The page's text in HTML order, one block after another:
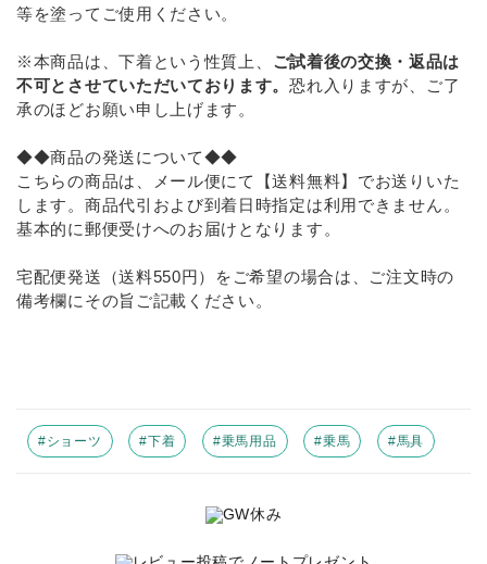
等を塗ってご使用ください。
※本商品は、下着という性質上、 ご試着後の交換・返品は
不可とさせていただいております。恐れ入りますが、ご了
承のほどお願い申し上げます。
◆◆商品の発送について◆◆
こちらの商品は、メール便にて【送料無料】でお送りいた
します。商品代引および到着日時指定は利用できません。
基本的に郵便受けへのお届けとなります。
宅配便発送（送料550円）をご希望の場合は、ご注文時の
備考欄にその旨ご記載ください。
#ショーツ #下着 #乗馬用品 #乗馬 #馬具